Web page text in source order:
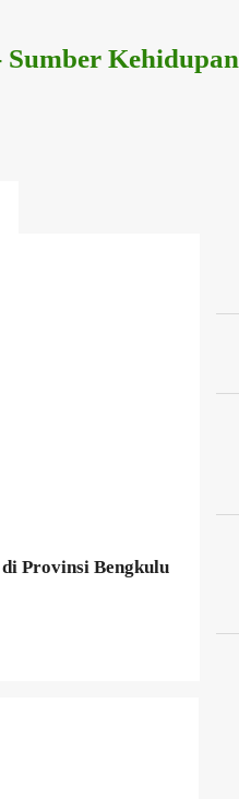
Kehidupan
Provinsi Bengkulu